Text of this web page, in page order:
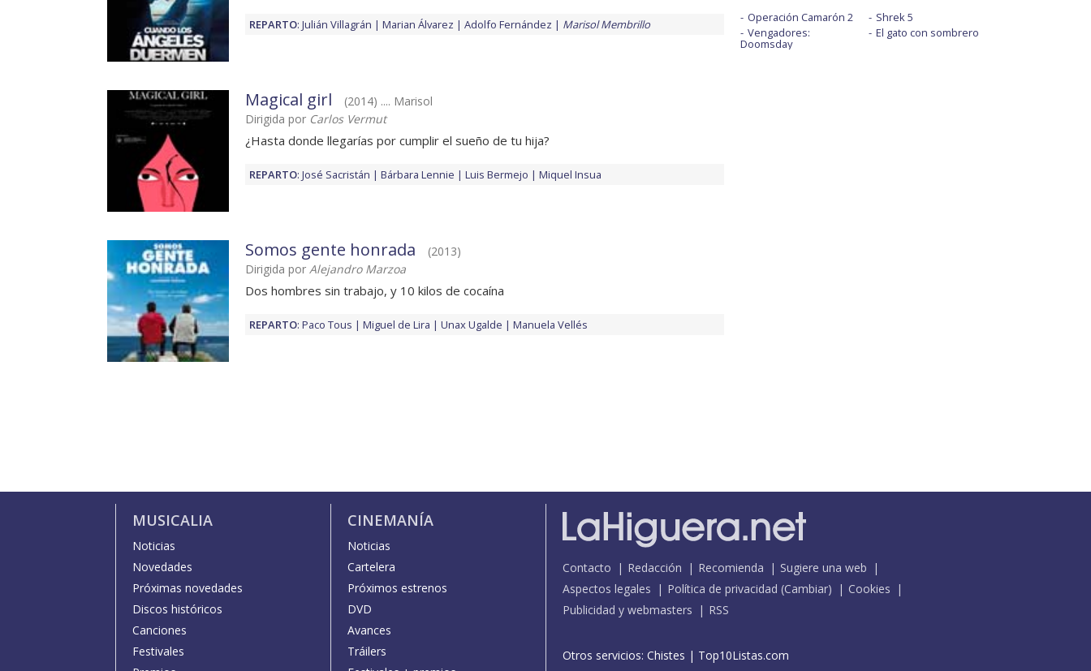
REPARTO: Julián Villagrán Marian Álvarez Adolfo Fernández Marisol Membrillo
Magical girl
(2014) .... Marisol
Dirigida por Carlos Vermut
¿Hasta donde llegarías por cumplir el sueño de tu hija?
REPARTO: José Sacristán Bárbara Lennie Luis Bermejo Miquel Insua
Somos gente honrada
(2013)
Dirigida por Alejandro Marzoa
Dos hombres sin trabajo, y 10 kilos de cocaína
REPARTO: Paco Tous Miguel de Lira Unax Ugalde Manuela Vellés
Operación Camarón 2
Vengadores:
Doomsday
Shrek 5
El gato con sombrero
MUSICALIA
Noticias
Novedades
Próximas novedades
Discos históricos
Canciones
Festivales
CINEMANÍA
Noticias
Cartelera
Próximos estrenos
DVD
Avances
Tráilers
Contacto Redacción Recomienda
Sugiere una web
Aspectos legales
Política de privacidad (Cambiar)
Cookies
Publicidad y webmasters
RSS
Otros servicios: Chistes | Top10Listas.com